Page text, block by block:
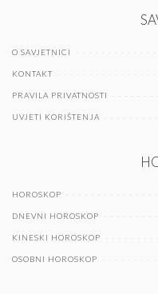
O SAVJETNICI
KONTAKT
PRAVILA PRIVATNOSTI
UVJETI KORIŠTENJA
HOROSKOP
DNEVNI HOROSKOP
KINESKI HOROSKOP
OSOBNI HOROSKOP